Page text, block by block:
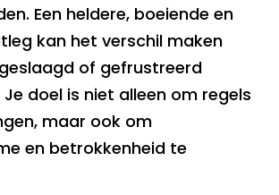
Een heldere, boeiende en
kan het verschil maken
of gefrustreerd
doel is niet alleen om regels
maar ook om
en betrokkenheid te